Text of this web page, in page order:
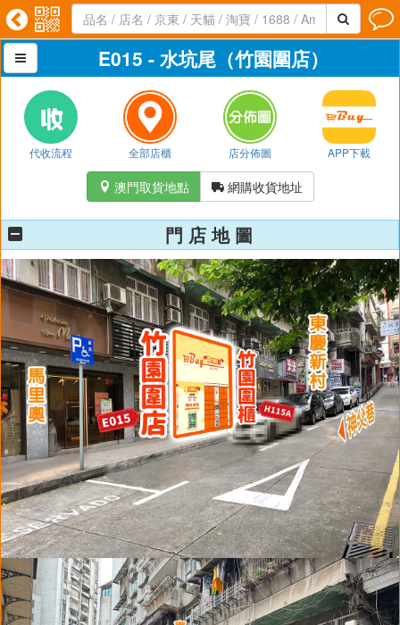
   
 E015 - 水坑尾（竹園圍店）
代收流程 全部店櫃 店分佈圖 APP下載
 澳門取貨地點 網購收貨地址
門 店 地 圖